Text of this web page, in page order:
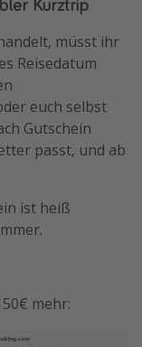
müsst ihr
Reisedatum
euch selbst
Gutschein
passt, und ab
ist heiß
mehr: